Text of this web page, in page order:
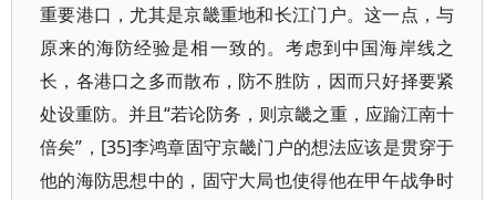
重要港口，尤其是京畿重地和长江门户。这一点，与
原来的海防经验是相一致的。考虑到中国海岸线之
长，各港口之多而散布，防不胜防，因而只好择要紧
处设重防。并且“若论防务，则京畿之重，应踰江南十
倍矣”，[35]李鸿章固守京畿门户的想法应该是贯穿于
他的海防思想中的，固守大局也使得他在甲午战争时